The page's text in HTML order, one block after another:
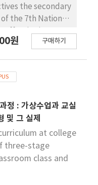
the secondary
the 7th National
a goal, the
The study
problems of the
teachers
7th-grade
discusses-
by
to the
curriculum.
원 구매하기
정 : 가상수업과 교실
및 그 실제
at college
three-stage
class and